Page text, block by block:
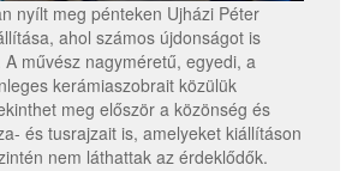
nyílt meg pénteken Ujházi Péter
ahol számos újdonságot is
művész nagyméretű, egyedi, a
kerámiaszobrait közülük
meg először a közönség és
és tusrajzait is, amelyeket kiállításon
nem láthattak az érdeklődők.